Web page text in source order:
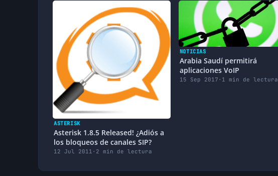
ASTERISK
Asterisk 1.8.5 Released! ¿Adiós a
los bloqueos de canales SIP?
12 Jul 2011 · 2 min de lectura
NOTICIAS
Arabia Saudí permitirá
aplicaciones VoIP
15 Sep 2017 · 1 min de lectura